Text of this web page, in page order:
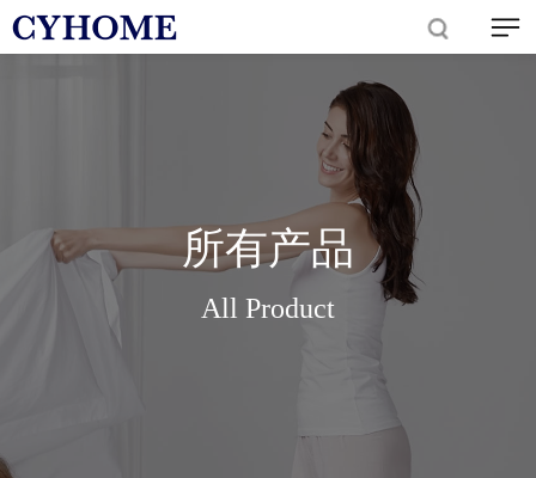
所有产品
All Product